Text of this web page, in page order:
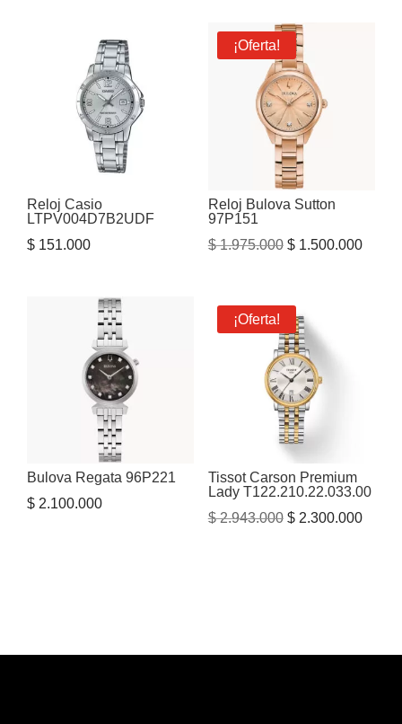
Reloj Casio
LTPV004D7B2UDF
$ 151.000
¡Oferta!
Reloj Bulova Sutton
97P151
$1.975.000 El
era:
$ 1.975.000.
$1.500.000El
Bulova Regata 96P221
$ 2.100.000
¡Oferta!
Tissot Carson Premium
Lady T122.210.22.033.00
$2.943.000 El
$2.300.000El